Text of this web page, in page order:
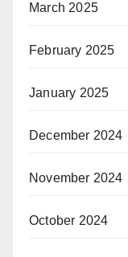
March 2025
February 2025
January 2025
December 2024
November 2024
October 2024